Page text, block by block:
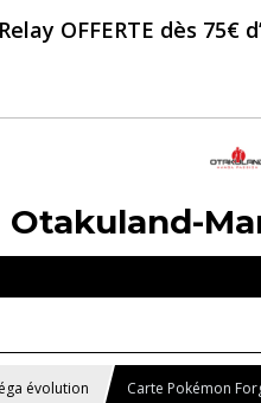
OFFERTE dès 75€
Otakuland-
évolution Carte Pokémon